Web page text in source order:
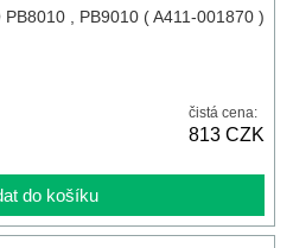
, PB9010 ( A411-001870 )
čistá cena:
813 CZK
do košíku